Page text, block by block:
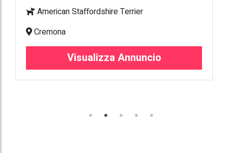
American Staffordshire Terrier
Cremona
Visualizza Annuncio